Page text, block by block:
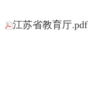
江苏省教育厅.pdf